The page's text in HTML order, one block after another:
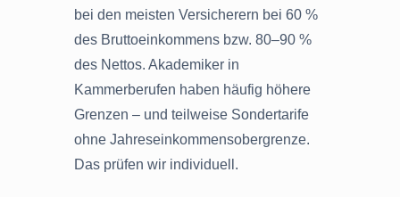
bei den meisten Versicherern bei 60 %
des Bruttoeinkommens bzw. 80–90 %
des Nettos. Akademiker in
Kammerberufen haben häufig höhere
Grenzen – und teilweise Sondertarife
ohne Jahreseinkommensobergrenze.
Das prüfen wir individuell.